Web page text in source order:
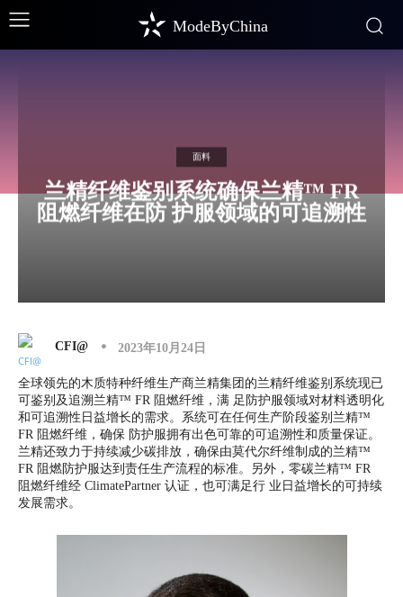
ModeByChina
面料
兰精纤维鉴别系统确保兰精™ FR
阻燃纤维在防 护服领域的可追溯性
CFI@ 2023年10月24日
全球领先的木质特种纤维生产商兰精集团的兰精纤维鉴别系统现已
可鉴别及追溯兰精™ FR 阻燃纤维，满 足防护服领域对材料透明化
和可追溯性日益增长的需求。系统可在任何生产阶段鉴别兰精™
FR 阻燃纤维，确保 防护服拥有出色可靠的可追溯性和质量保证。
兰精还致力于持续减少碳排放，确保由莫代尔纤维制成的兰精™
FR 阻燃防护服达到责任生产流程的标准。另外，零碳兰精™ FR
阻燃纤维经 ClimatePartner 认证，也可满足行 业日益增长的可持续
发展需求。